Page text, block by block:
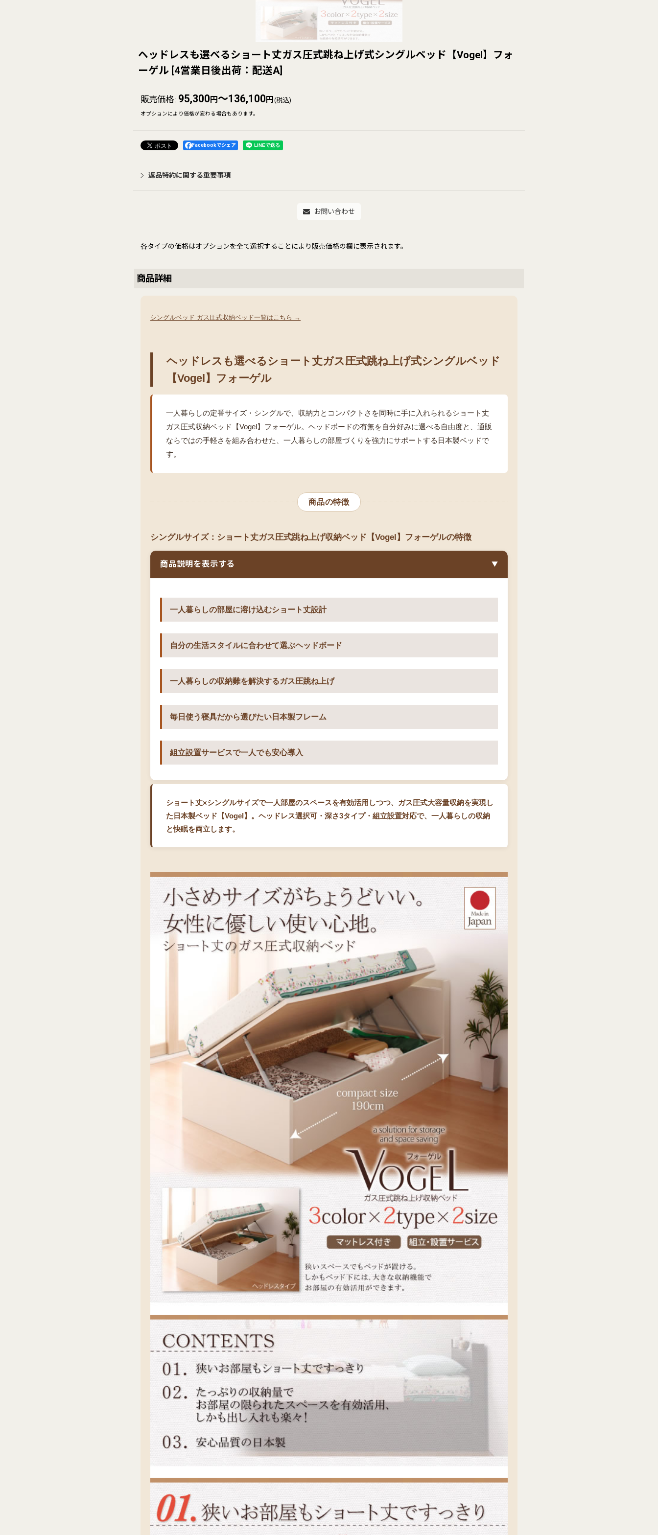
ヘッドレスも選べるショート丈ガス圧式跳ね上げ式シングルベッド【Vogel】フォ
ーゲル [4営業日後出荷：配送A]
販売価格: 95,300 円 ～136,100 円 (税込)
オプションにより価格が変わる場合もあります。
Facebookでシェア
返品特約に関する重要事項
お問い合わせ
各タイプの価格はオプションを全て選択することにより販売価格の欄に表示されます。
商品詳細
シングルベッド ガス圧式収納ベッド一覧はこちら →
ヘッドレスも選べるショート丈ガス圧式跳ね上げ式シングルベッド
【Vogel】フォーゲル
一人暮らしの定番サイズ・シングルで、収納力とコンパクトさを同時に手に入れられるショート丈
ガス圧式収納ベッド【Vogel】フォーゲル。ヘッドボードの有無を自分好みに選べる自由度と、通販
ならではの手軽さを組み合わせた、一人暮らしの部屋づくりを強力にサポートする日本製ベッドで
す。
商品の特徴
シングルサイズ：ショート丈ガス圧式跳ね上げ収納ベッド【Vogel】フォーゲルの特徴
商品説明を表示する ▼
一人暮らしの部屋に溶け込むショート丈設計
自分の生活スタイルに合わせて選ぶヘッドボード
一人暮らしの収納難を解決するガス圧跳ね上げ
毎日使う寝具だから選びたい日本製フレーム
組立設置サービスで一人でも安心導入
ショート丈×シングルサイズで一人部屋のスペースを有効活用しつつ、ガス圧式大容量収納を実現し
た日本製ベッド【Vogel】。ヘッドレス選択可・深さ3タイプ・組立設置対応で、一人暮らしの収納
と快眠を両立します。